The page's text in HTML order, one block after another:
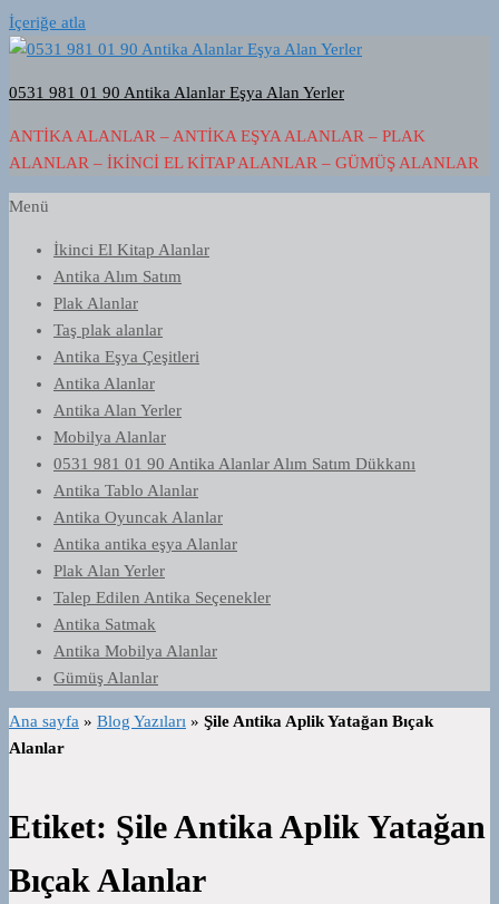
İçeriğe atla
0531 981 01 90 Antika Alanlar Eşya Alan Yerler
ANTIKA ALANLAR – ANTIKA EŞYA ALANLAR – PLAK
ALANLAR – İKINCI EL KITAP ALANLAR – GÜMÜŞ ALANLAR
Menü
İkinci El Kitap Alanlar
Antika Alım Satım
Plak Alanlar
Taş plak alanlar
Antika Eşya Çeşitleri
Antika Alanlar
Antika Alan Yerler
Mobilya Alanlar
0531 981 01 90 Antika Alanlar Alım Satım Dükkanı
Antika Tablo Alanlar
Antika Oyuncak Alanlar
Antika antika eşya Alanlar
Plak Alan Yerler
Talep Edilen Antika Seçenekler
Antika Satmak
Antika Mobilya Alanlar
Gümüş Alanlar
Ana sayfa » Blog Yazıları » Şile Antika Aplik Yatağan Bıçak
Alanlar
Etiket: Şile Antika Aplik Yatağan
Bıçak Alanlar